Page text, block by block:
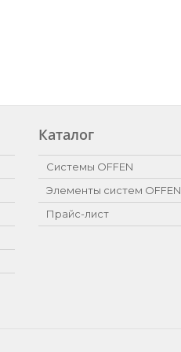
Каталог
Системы OFFEN
Элементы систем OFFEN
Прайс-лист